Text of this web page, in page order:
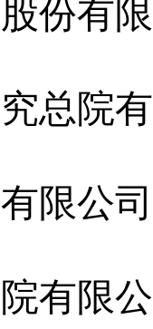
股份有
究总院
有限公司
院有限